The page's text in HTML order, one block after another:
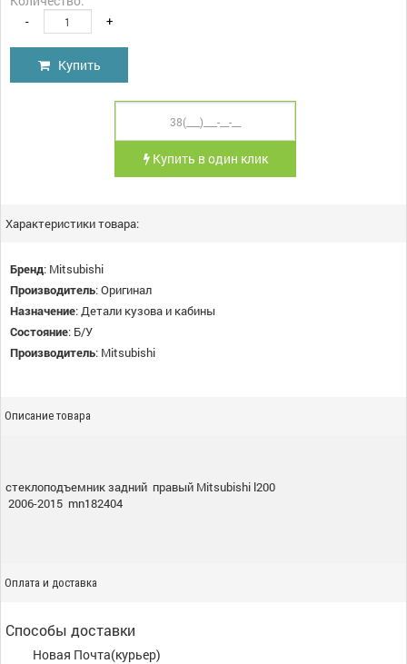
- +
Купить
Купить в один клик
Характеристики товара:
Бренд: Mitsubishi
Производитель:Оригинал
Назначение:Детали кузова и кабины
Состояние: Б/У
Производитель: Mitsubishi
Описание товара
стеклоподъемник задний правый Mitsubishi l200
2006-2015 mn182404
Оплата и доставка
Способы доставки
Новая Почта(курьер)